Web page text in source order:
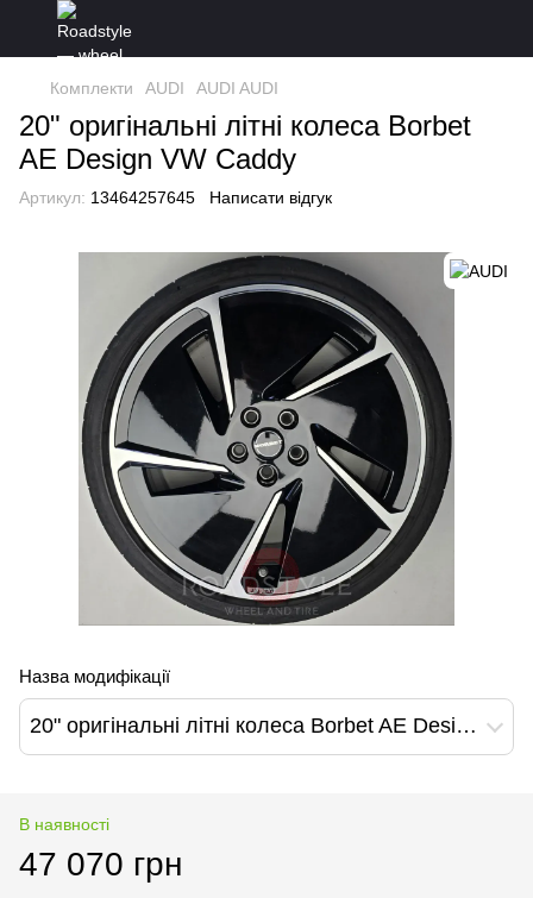
Комплекти AUDI AUDI AUDI
20" оригінальні літні колеса Borbet
AE Design VW Caddy
Артикул: 13464257645 Написати відгук
Назва модифікації
20" оригінальні літні колеса Borbet AE Design VW Caddy
В наявності
47 070 грн